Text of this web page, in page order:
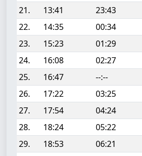
21.
13:41 23:43
22.
14:35 00:34
23.
15:23 01:29
24.
16:08 02:27
25.
16:47 --:--
26.
17:22 03:25
27.
17:54 04:24
28.
18:24 05:22
29.
18:53 06:21